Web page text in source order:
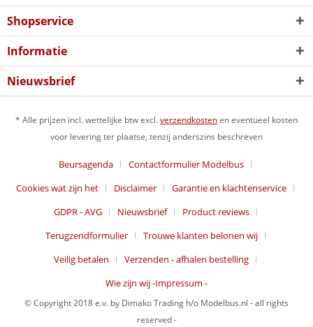
Shopservice
Informatie
Nieuwsbrief
* Alle prijzen incl. wettelijke btw excl.verzendkostenen eventueel kosten
voor levering ter plaatse, tenzij anderszins beschreven
Beursagenda
Contactformulier Modelbus
Cookies wat zijn het
Disclaimer
Garantie en klachtenservice
GDPR - AVG
Nieuwsbrief
Product reviews
Terugzendformulier
Trouwe klanten belonen wij
Veilig betalen
Verzenden - afhalen bestelling
Wie zijn wij -Impressum -
© Copyright 2018 e.v. by Dimako Trading h/o Modelbus.nl - all rights
reserved -